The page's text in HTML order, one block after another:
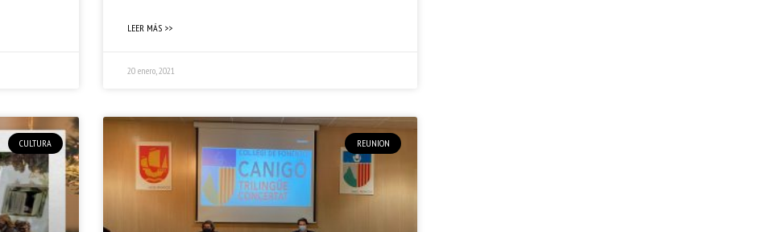
LEER MÁS >>
20 enero, 2021
CULTURA REUNION